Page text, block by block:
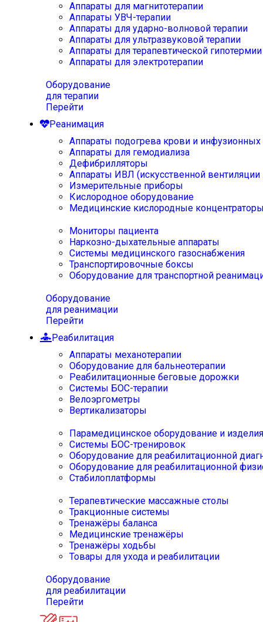
Аппараты для магнитотерапии
Аппараты УВЧ-терапии
Аппараты для ударно-волновой терапии
Аппараты для ультразвуковой терапии
Аппараты для терапевтической
Аппараты для электротерапии
Оборудование
для терапии
Перейти
Реанимация
Аппараты подогрева крови и инфузионных
Аппараты для гемодиализа
Дефибрилляторы
Аппараты ИВЛ (искусственной вентиляции
Измерительные приборы
Кислородное оборудование
Медицинские кислородные
Мониторы пациента
Наркозно-дыхательные аппараты
Системы медицинского газоснабжения
Транспортировочные боксы
Оборудование для транспортной
Оборудование
для реанимации
Перейти
Реабилитация
Аппараты механотерапии
Оборудование для бальнеотерапии
Реабилитационные беговые дорожки
Системы БОС-терапии
Велоэргометры
Вертикализаторы
Парамедицинское оборудование и изделия
Системы БОС-тренировок
Оборудование для реабилитационной
Оборудование для реабилитационной
Стабилоплатформы
Терапевтические массажные столы
Тракционные системы
Тренажёры баланса
Медицинские тренажёры
Тренажёры ходьбы
Товары для ухода и реабилитации
Оборудование
для реабилитации
Перейти